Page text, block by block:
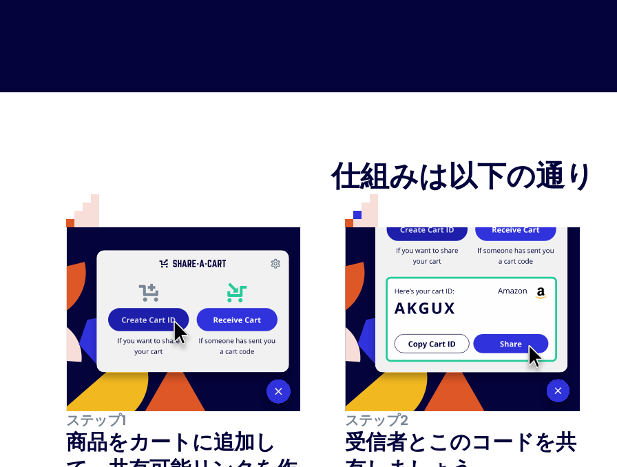
仕組みは以下の通り
ステップ1
商品をカートに追加し
ステップ2
受信者とこのコードを共